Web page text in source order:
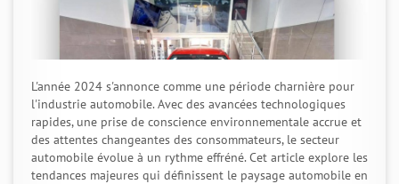
L'année 2024 s'annonce comme une période charnière pour
l'industrie automobile. Avec des avancées technologiques
rapides, une prise de conscience environnementale accrue et
des attentes changeantes des consommateurs, le secteur
automobile évolue à un rythme effréné. Cet article explore les
tendances majeures qui définissent le paysage automobile en